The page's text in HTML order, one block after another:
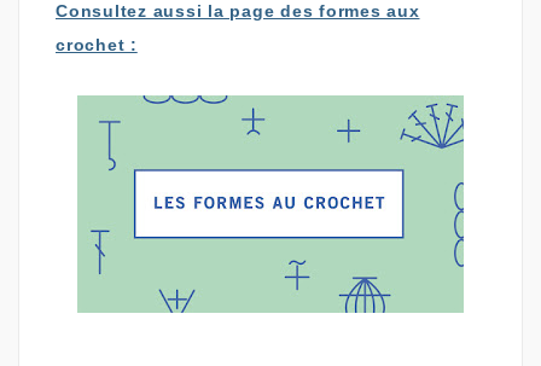
Consultez aussi la page des formes aux
crochet :